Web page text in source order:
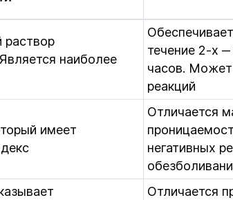
раствор
наиболее
течение 2-х
часов. Может
реакций
имеет
Отличается
негативных
Отличается